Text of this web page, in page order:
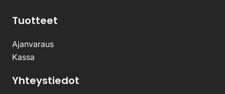
Tuotteet
Ajanvaraus
Kassa
Yhteystiedot